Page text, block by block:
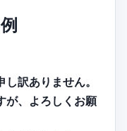
訳ありません。
が、よろしくお願